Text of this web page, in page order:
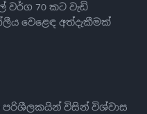
වර්ග 70 කට වැඩි
වෙළෙඳ අත්දැකීමක්
පරිශීලකයින් විසින් විශ්වාස